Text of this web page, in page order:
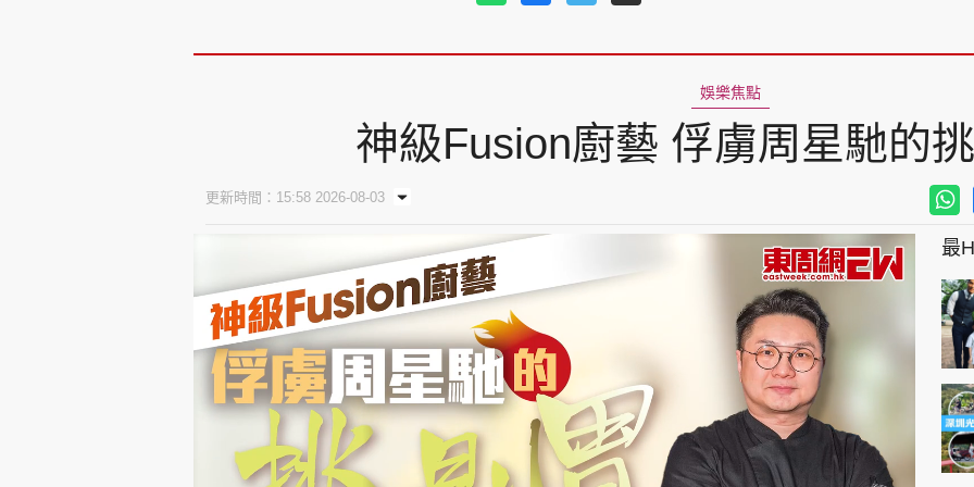
娛樂焦點
神級Fusion廚藝 俘虜周星馳的
更新時間：15:58 2026-08-03
最